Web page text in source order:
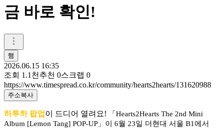
금 바로 확인!
햄
2026.06.15 16:35
조회 1.1천 추천 0스크랩 0
https://www.timespread.co.kr/community/hearts2hearts/131620988
주소복사
하투하 팝업 이 드디어 열려요!
「Hearts2Hearts The 2nd Mini
Album [Lemon Tang] POP-UP」이 6월 23일 더현대 서울 B1에서